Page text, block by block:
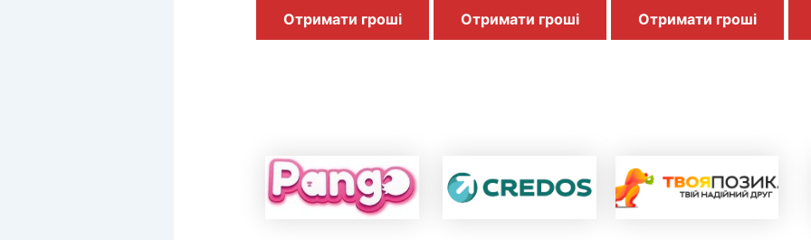
Отримати гроші Отримати гроші Отримати гроші